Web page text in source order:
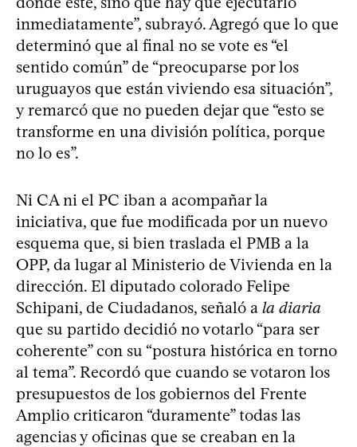
inmediatamente”, subrayó. Agregó que lo que
determinó que al final no se vote es “el
sentido común” de “preocuparse por los
uruguayos que están viviendo esa situación”,
y remarcó que no pueden dejar que “esto se
transforme en una división política, porque
no lo es”.
Ni CA ni el PC iban a acompañar la
iniciativa, que fue modificada por un nuevo
esquema que, si bien traslada el PMB a la
OPP, da lugar al Ministerio de Vivienda en la
dirección. El diputado colorado Felipe
Schipani, de Ciudadanos, señaló a la diaria
que su partido decidió no votarlo “para ser
coherente” con su “postura histórica en torno
al tema”. Recordó que cuando se votaron los
presupuestos de los gobiernos del Frente
Amplio criticaron “duramente” todas las
agencias y oficinas que se creaban en la